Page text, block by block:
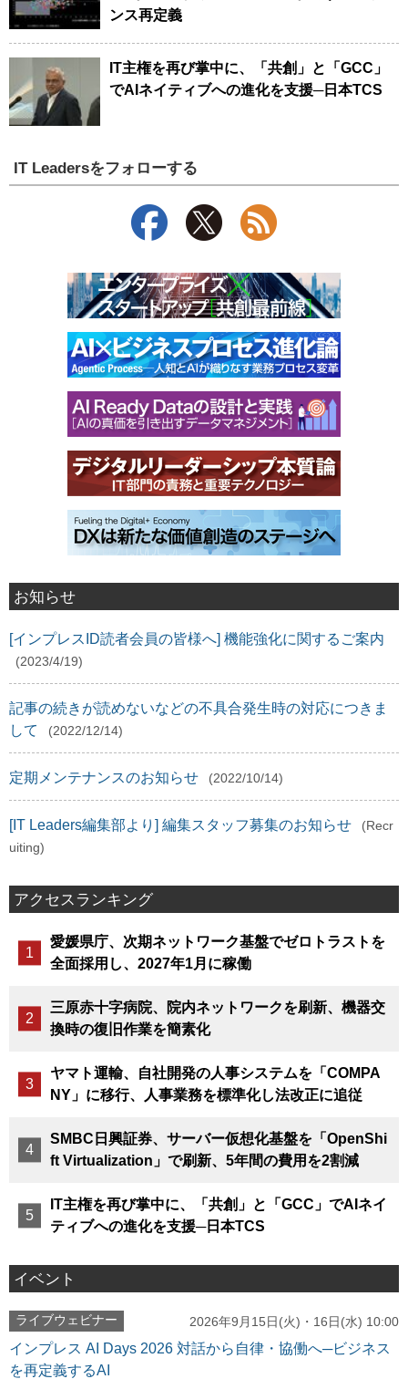
ンス再定義
IT主権を再び掌中に、「共創」と「GCC」
でAIネイティブへの進化を支援─日本TCS
IT Leadersをフォローする
お知らせ
[インプレスID読者会員の皆様へ] 機能強化に関するご案内
(2023/4/19)
記事の続きが読めないなどの不具合発生時の対応につきま
して
(2022/12/14)
定期メンテナンスのお知らせ (2022/10/14)
[IT Leaders編集部より] 編集スタッフ募集のお知らせ
(Recr
uiting)
アクセスランキング
愛媛県庁、次期ネットワーク基盤でゼロトラストを
全面採用し、2027年1月に稼働
三原赤十字病院、院内ネットワークを刷新、機器交
換時の復旧作業を簡素化
ヤマト運輸、自社開発の人事システムを「COMPA
NY」に移行、人事業務を標準化し法改正に追従
SMBC日興証券、サーバー仮想化基盤を「OpenShi
ft Virtualization」で刷新、5年間の費用を2割減
IT主権を再び掌中に、「共創」と「GCC」でAIネイ
ティブへの進化を支援─日本TCS
イベント
ライブウェビナー 2026年9月15日(火)・16日(水) 10:00
インプレス AI Days 2026 対話から自律・協働へ─ビジネス
を再定義するAI